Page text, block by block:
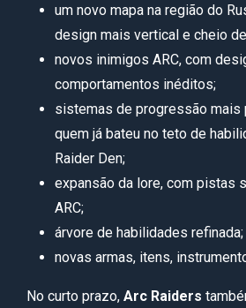
um novo mapa na região do
design mais vertical e cheio
novos inimigos ARC, com
comportamentos inéditos;
sistemas de progressão mais
quem já bateu no teto de
Raider Den;
expansão da lore, com pistas
ARC;
árvore de habilidades refinada;
novas armas, itens,
No curto prazo, Arc Raiders